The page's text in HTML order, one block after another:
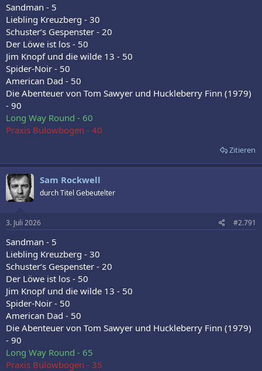
Sandman - 5
Liebling Kreuzberg - 30
Schuster‘s Gespenster - 20
Der Löwe ist los - 50
Jim Knopf und die wilde 13 - 50
Spider-Noir - 50
American Dad - 50
Die Abenteuer von Tom Sawyer und Huckleberry Finn (1979)
- 90
Long Way Round - 60
Praxis Bülowbogen - 40
Zitieren
Sam Rockwell
durch Titel Gebeutelter
3. Juli 2026 #2.791
Sandman - 5
Liebling Kreuzberg - 30
Schuster‘s Gespenster - 20
Der Löwe ist los - 50
Jim Knopf und die wilde 13 - 50
Spider-Noir - 50
American Dad - 50
Die Abenteuer von Tom Sawyer und Huckleberry Finn (1979)
- 90
Long Way Round - 65
Praxis Bülowbogen - 35